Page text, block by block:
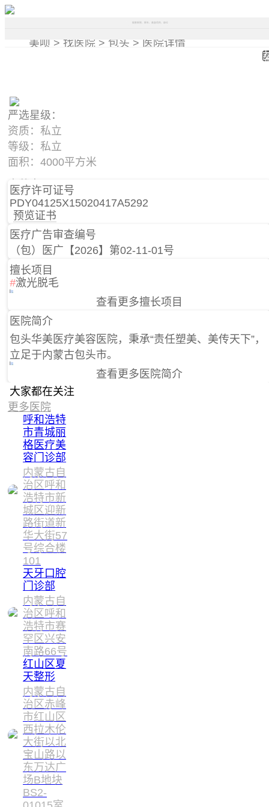
搜索医院、医生、美容项目、部位
美呗 > 找医院 > 包头 > 医院详情
严选星级：
资质：私立
等级：私立
面积：4000平方米
内蒙古自治区包头市青山区劳动路1号包头华美医疗美容医院
医疗许可证号
PDY04125X15020417A5292
预览证书
医疗广告审查编号
（包）医广【2026】第02-11-01号
擅长项目
#激光脱毛
查看更多擅长项目
医院简介
包头华美医疗美容医院，秉承“责任塑美、美传天下”，
立足于内蒙古包头市。
查看更多医院简介
大家都在关注
更多医院
呼和浩特
市青城丽
格医疗美
容门诊部
内蒙古自
治区呼和
浩特市新
城区迎新
路街道新
华大街57
号综合楼
101
天牙口腔
门诊部
内蒙古自
治区呼和
浩特市赛
罕区兴安
南路66号
红山区夏
天整形
内蒙古自
治区赤峰
市红山区
西拉木伦
大街以北
宝山路以
东万达广
场B地块
BS2-